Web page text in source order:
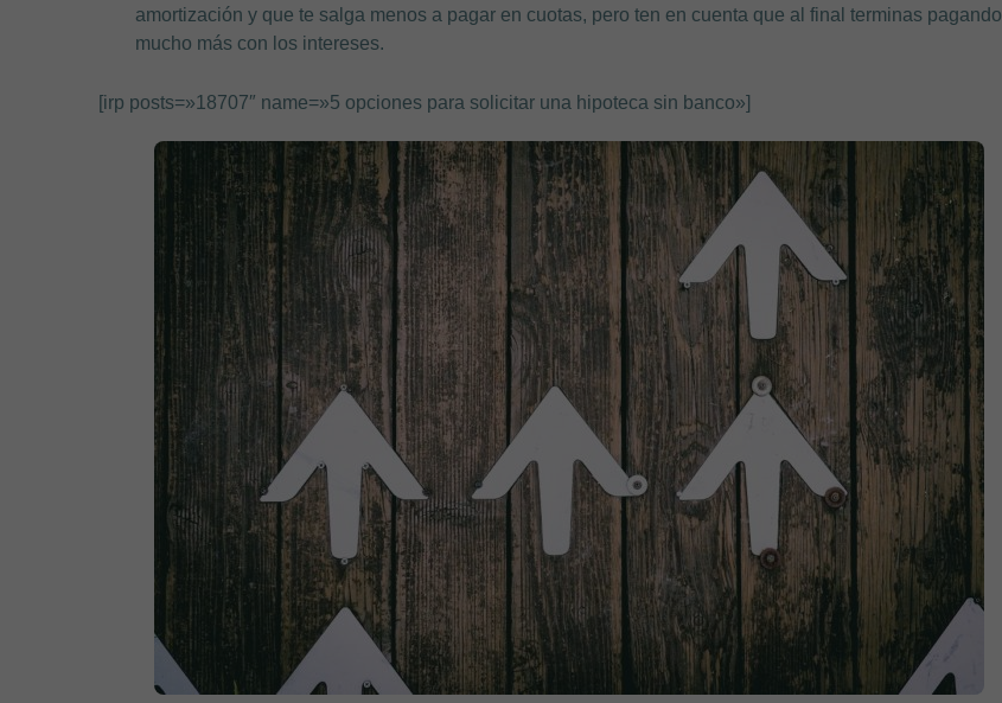
amortización y que te salga menos a pagar en cuotas, pero ten en cuenta que al final terminas pagando
mucho más con los intereses.
[irp posts=»18707″ name=»5 opciones para solicitar una hipoteca sin banco»]